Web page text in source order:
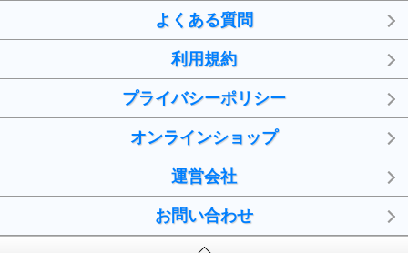
よくある質問
利用規約
プライバシーポリシー
オンラインショップ
運営会社
お問い合わせ